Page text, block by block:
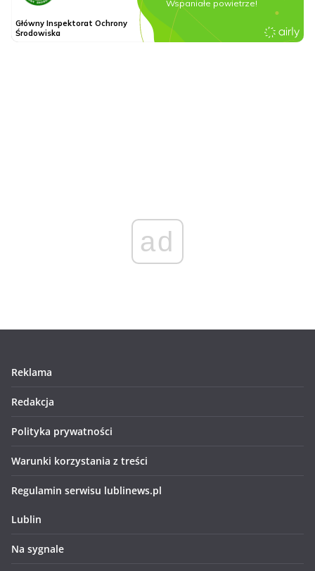
ad
Reklama
Redakcja
Polityka prywatności
Warunki korzystania z treści
Regulamin serwisu lublinews.pl
Lublin
Na sygnale